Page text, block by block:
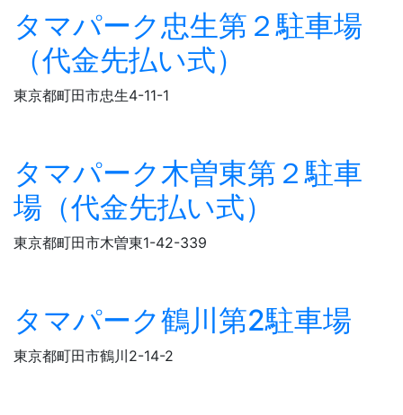
タマパーク忠生第２駐車場
（代金先払い式）
東京都町田市忠生4-11-1
タマパーク木曽東第２駐車
場（代金先払い式）
東京都町田市木曽東1-42-339
タマパーク鶴川第2駐車場
東京都町田市鶴川2-14-2